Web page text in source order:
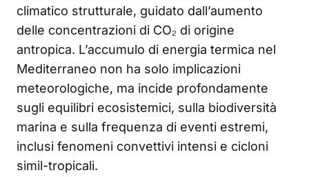
climatico strutturale, guidato dall’aumento
delle concentrazioni di CO₂ di origine
antropica. L’accumulo di energia termica nel
Mediterraneo non ha solo implicazioni
meteorologiche, ma incide profondamente
sugli equilibri ecosistemici, sulla biodiversità
marina e sulla frequenza di eventi estremi,
inclusi fenomeni convettivi intensi e cicloni
simil-tropicali.